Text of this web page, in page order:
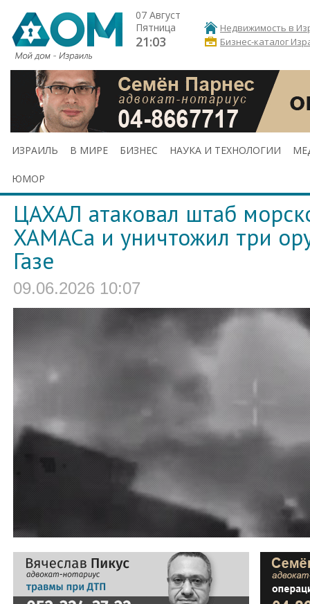
07 Август
Пятница
21:03
Недвижимость в
Бизнес-каталог
ИЗРАИЛЬ В МИРЕ БИЗНЕС НАУКА И ТЕХНОЛОГИИ
ЮМОР
ЦАХАЛ атаковал штаб
ХАМАСа и уничтожил три
Газе
09.06.2026 10:07